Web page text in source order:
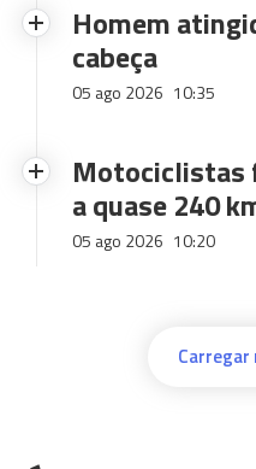
Homem
cabeça
05 ago 2026 10:35
Motociclistas
a quase 240
05 ago 2026 10:20